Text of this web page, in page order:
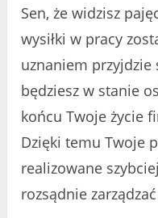
Sen, że widzisz
wysiłki w pracy
uznaniem
będziesz w stanie
końcu Twoje życie
Dzięki temu Twoje
realizowane
rozsądnie